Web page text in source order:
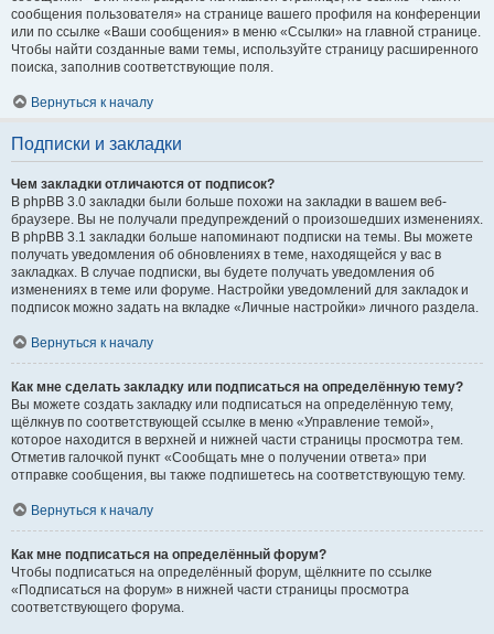
сообщения пользователя» на странице вашего профиля на конференции
или по ссылке «Ваши сообщения» в меню «Ссылки» на главной странице.
Чтобы найти созданные вами темы, используйте страницу расширенного
поиска, заполнив соответствующие поля.
Вернуться к началу
Подписки и закладки
Чем закладки отличаются от подписок?
В phpBB 3.0 закладки были больше похожи на закладки в вашем веб-
браузере. Вы не получали предупреждений о произошедших изменениях.
В phpBB 3.1 закладки больше напоминают подписки на темы. Вы можете
получать уведомления об обновлениях в теме, находящейся у вас в
закладках. В случае подписки, вы будете получать уведомления об
изменениях в теме или форуме. Настройки уведомлений для закладок и
подписок можно задать на вкладке «Личные настройки» личного раздела.
Вернуться к началу
Как мне сделать закладку или подписаться на определённую тему?
Вы можете создать закладку или подписаться на определённую тему,
щёлкнув по соответствующей ссылке в меню «Управление темой»,
которое находится в верхней и нижней части страницы просмотра тем.
Отметив галочкой пункт «Сообщать мне о получении ответа» при
отправке сообщения, вы также подпишетесь на соответствующую тему.
Вернуться к началу
Как мне подписаться на определённый форум?
Чтобы подписаться на определённый форум, щёлкните по ссылке
«Подписаться на форум» в нижней части страницы просмотра
соответствующего форума.